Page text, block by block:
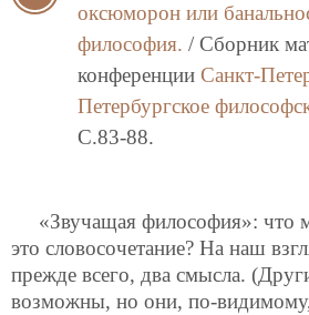
оксюморон или
философия. / Сборник
конференции Санкт-
Петербургское
C.83-88.
«Звучащая философия»: что
это словосочетание? На наш
прежде всего, два смысла.
возможны, но они, по-видимому,